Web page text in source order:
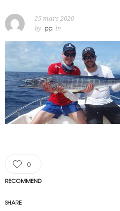
25 mars 2020
by pp in
0
RECOMMEND
SHARE